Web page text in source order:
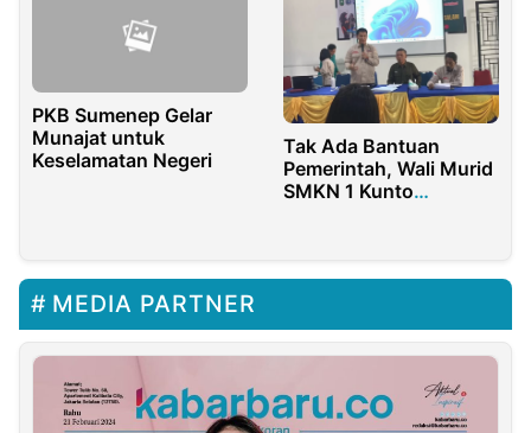
PKB Sumenep Gelar
Munajat untuk
Keselamatan Negeri
Tak Ada Bantuan
Pemerintah, Wali Murid
SMKN 1 Kunto
MEDIA PARTNER